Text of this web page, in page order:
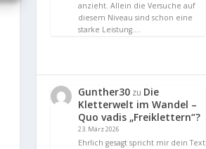
anzieht. Allein die Versuche auf
diesem Niveau sind schon eine
starke Leistung.…
Gunther30 zu Die
Kletterwelt im Wandel –
Quo vadis „Freiklettern“?
23. März 2026
Ehrlich gesagt spricht mir dein Text